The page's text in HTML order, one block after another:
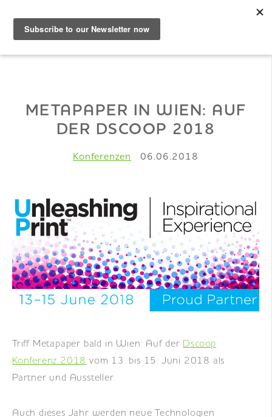
Shop
Production
Wissen
DE|EN|FR
METAPAPER IN WIEN: AUF
DER DSCOOP 2018
Konferenzen 06.06.2018
Triff Metapaper bald in Wien: Auf der Dscoop
Konferenz 2018 vom 13. bis 15. Juni 2018 als
Partner und Aussteller.
Auch dieses Jahr werden neue Technologien